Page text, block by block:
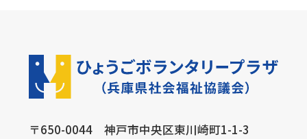
〒650-0044 神戸市中央区東川崎町1-1-3